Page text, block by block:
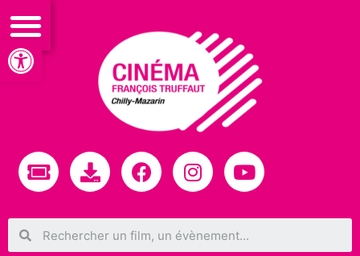
Ouvrir la barre d’outils